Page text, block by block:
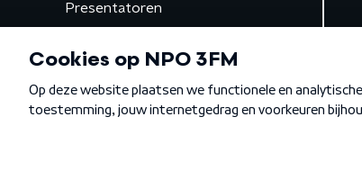
Presentatoren
Gemist
Algemene voorwaarden Privacybeleid